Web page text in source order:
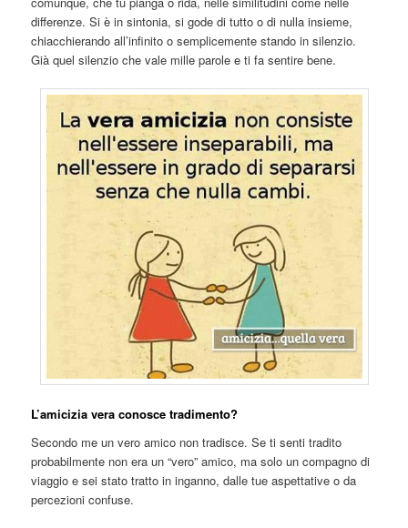
differenze. Si è in sintonia, si gode di tutto o di nulla insieme,
chiacchierando all’infinito o semplicemente stando in silenzio.
Già quel silenzio che vale mille parole e ti fa sentire bene.
L’amicizia vera conosce tradimento?
Secondo me un vero amico non tradisce. Se ti senti tradito
probabilmente non era un “vero” amico, ma solo un compagno di
viaggio e sei stato tratto in inganno, dalle tue aspettative o da
percezioni confuse.